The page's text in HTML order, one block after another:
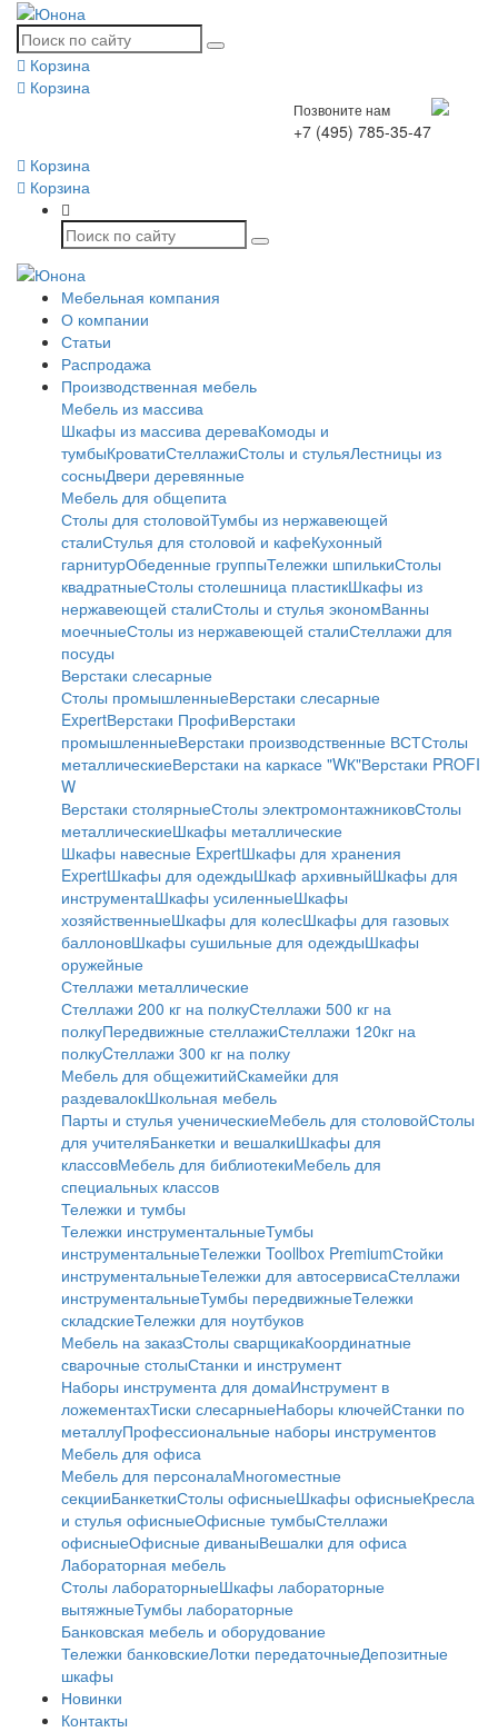
Корзина
Корзина
Позвоните нам
+7 (495) 785-35-47
Корзина
Корзина
Мебельная компания
О компании
Статьи
Распродажа
Производственная мебель
Мебель из массива
Шкафы из массива дереваКомоды и
тумбыКроватиСтеллажиСтолы и стульяЛестницы из
сосныДвери деревянные
Мебель для общепита
Столы для столовойТумбы из нержавеющей
сталиСтулья для столовой и кафеКухонный
гарнитурОбеденные группыТележки шпилькиСтолы
квадратныеСтолы столешница пластикШкафы из
нержавеющей сталиСтолы и стулья экономВанны
моечныеСтолы из нержавеющей сталиСтеллажи для
посуды
Верстаки слесарные
Столы промышленныеВерстаки слесарные
ExpertВерстаки ПрофиВерстаки
промышленныеВерстаки производственные ВСТСтолы
металлическиеВерстаки на каркасе "WК"Верстаки PROFI
W
Верстаки столярныеСтолы электромонтажниковСтолы
металлическиеШкафы металлические
Шкафы навесные ExpertШкафы для хранения
ExpertШкафы для одеждыШкаф архивныйШкафы для
инструментаШкафы усиленныеШкафы
хозяйственныеШкафы для колесШкафы для газовых
баллоновШкафы сушильные для одеждыШкафы
оружейные
Стеллажи металлические
Стеллажи 200 кг на полкуСтеллажи 500 кг на
полкуПередвижные стеллажиСтеллажи 120кг на
полкуCтеллажи 300 кг на полку
Мебель для общежитийСкамейки для
раздевалокШкольная мебель
Парты и стулья ученическиеМебель для столовойСтолы
для учителяБанкетки и вешалкиШкафы для
классовМебель для библиотекиМебель для
специальных классов
Тележки и тумбы
Тележки инструментальныеТумбы
инструментальныеТележки Toollbox PremiumСтойки
инструментальныеТележки для автосервисаСтеллажи
инструментальныеТумбы передвижныеТележки
складскиеТележки для ноутбуков
Мебель на заказСтолы сварщикаКоординатные
сварочные столыСтанки и инструмент
Наборы инструмента для домаИнструмент в
ложементахТиски слесарныеНаборы ключейСтанки по
металлуПрофессиональные наборы инструментов
Мебель для офиса
Мебель для персоналаМногоместные
секцииБанкеткиСтолы офисныеШкафы офисныеКресла
и стулья офисныеОфисные тумбыСтеллажи
офисныеОфисные диваныВешалки для офиса
Лабораторная мебель
Столы лабораторныеШкафы лабораторные
вытяжныеТумбы лабораторные
Банковская мебель и оборудование
Тележки банковскиеЛотки передаточныеДепозитные
шкафы
Новинки
Контакты